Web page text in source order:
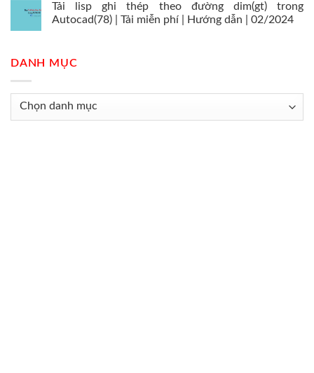
Tải lisp ghi thép theo đường dim(gt) trong
Autocad(78) | Tải miễn phí | Hướng dẫn | 02/2024
DANH MỤC
Danh